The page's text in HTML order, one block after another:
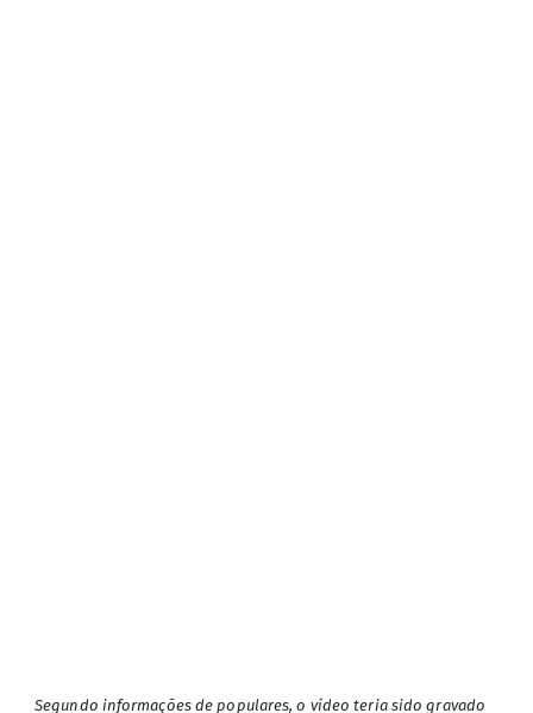
Segundo informações de populares, o vídeo teria sido gravado